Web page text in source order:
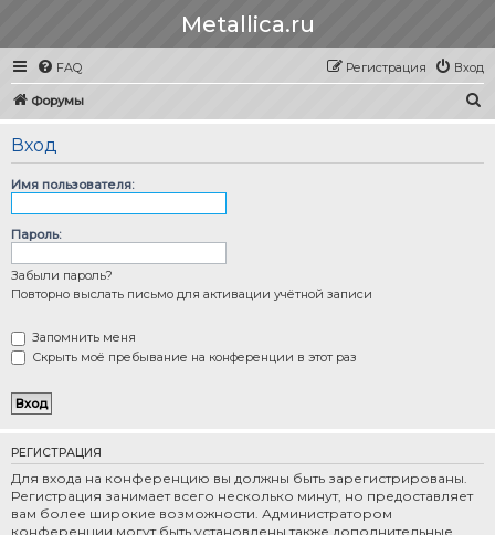
Metallica.ru
FAQ Вход
Регистрация
Форумы
Вход
Имя пользователя:
Пароль:
Забыли пароль?
Повторно выслать письмо для активации учётной записи
Запомнить меня
Скрыть моё пребывание на конференции в этот раз
РЕГИСТРАЦИЯ
Для входа на конференцию вы должны быть зарегистрированы.
Регистрация занимает всего несколько минут, но предоставляет
вам более широкие возможности. Администратором
конференции могут быть установлены также дополнительные